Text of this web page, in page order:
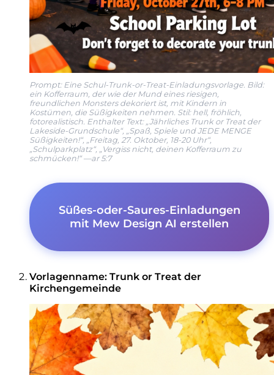
Prompt: Eine Schul-Trunk-or-Treat-Einladungsvorlage. Bild:
ein Kofferraum, der wie der Mund eines riesigen,
freundlichen Monsters dekoriert ist, mit Kindern in
Kostümen, die Süßigkeiten nehmen. Stil: hell, fröhlich,
fotorealistisch. Enthalter Text: „Jährliches Trunk or Treat der
Lakeside-Grundschule“, „Spaß, Spiele und JEDE MENGE
Süßigkeiten!“, „Freitag, 27. Oktober, 18-20 Uhr“,
„Schulparkplatz“, „Vergiss nicht, deinen Kofferraum zu
schmücken!“ —ar 5:7
Süßes-oder-Saures-Einladungen
mit Mew Design AI erstellen
Vorlagenname: Trunk or Treat der
Kirchengemeinde